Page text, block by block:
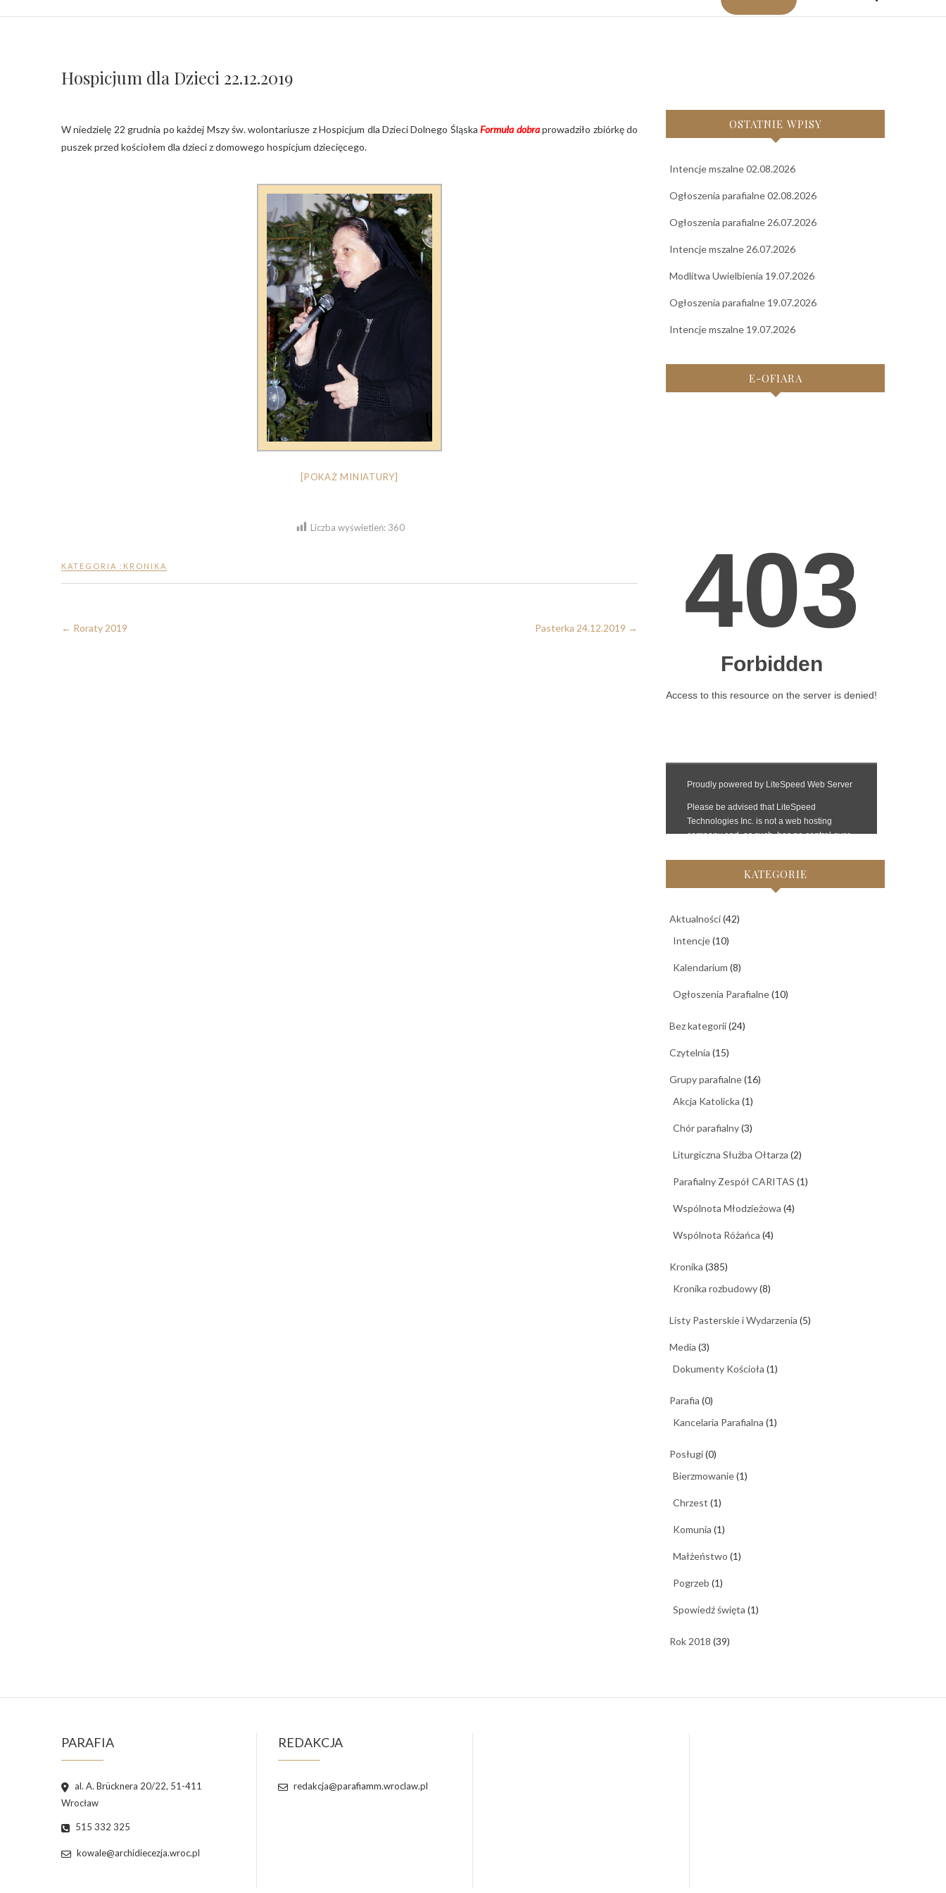
Hospicjum dla Dzieci 22.12.2019
W niedzielę 22 grudnia po każdej Mszy św. wolontariusze z Hospicjum dla Dzieci Dolnego ŚląskaFormuła dobra prowadziło zbiórkę do
puszek przed kościołem dla dzieci z domowego hospicjum dziecięcego.
[POKAŻ MINIATURY]
Liczba wyświetleń: 360
KATEGORIA : KRONIKA
← Roraty 2019 Pasterka 24.12.2019 →
OSTATNIE WPISY
Intencje mszalne 02.08.2026
Ogłoszenia parafialne 02.08.2026
Ogłoszenia parafialne 26.07.2026
Intencje mszalne 26.07.2026
Modlitwa Uwielbienia 19.07.2026
Ogłoszenia parafialne 19.07.2026
Intencje mszalne 19.07.2026
E-OFIARA
KATEGORIE
Aktualności(42)
Intencje(10)
Kalendarium (8)
Ogłoszenia Parafialne(10)
Bez kategorii(24)
Czytelnia (15)
Grupy parafialne(16)
Akcja Katolicka (1)
Chór parafialny(3)
Liturgiczna Służba Ołtarza (2)
Parafialny Zespół CARITAS (1)
Wspólnota Młodzieżowa (4)
Wspólnota Różańca (4)
Kronika (385)
Kronika rozbudowy(8)
Listy Pasterskie i Wydarzenia (5)
Media (3)
Dokumenty Kościoła (1)
Parafia (0)
Kancelaria Parafialna (1)
Posługi(0)
Bierzmowanie(1)
Chrzest (1)
Komunia (1)
Małżeństwo (1)
Pogrzeb (1)
Spowiedź święta (1)
Rok 2018 (39)
PARAFIA
al. A. Brücknera 20/22, 51-411
Wrocław
515 332 325
kowale@archidiecezja.wroc.pl
REDAKCJA
redakcja@parafiamm.wroclaw.pl